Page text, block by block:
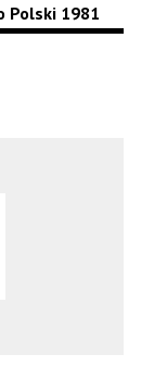
Polski 1981